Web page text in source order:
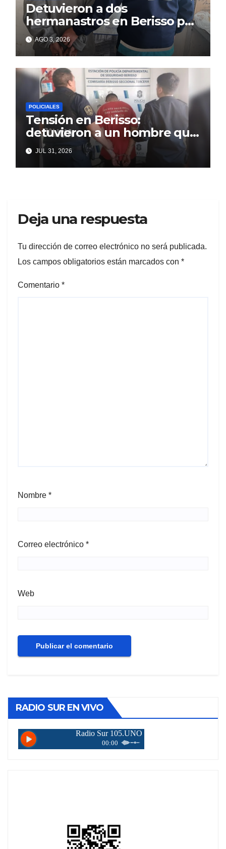
Detuvieron a dos
hermanastros en Berisso por
matar a puñaladas a un
tatuador
AGO 3, 2026
POLICIALES
Tensión en Berisso:
detuvieron a un hombre que
amenazaba a su familia y
vecinos con un arma
JUL 31, 2026
Deja una respuesta
Tu dirección de correo electrónico no será publicada.
Los campos obligatorios están marcados con *
Comentario *
Nombre *
Correo electrónico *
Web
RADIO SUR EN VIVO